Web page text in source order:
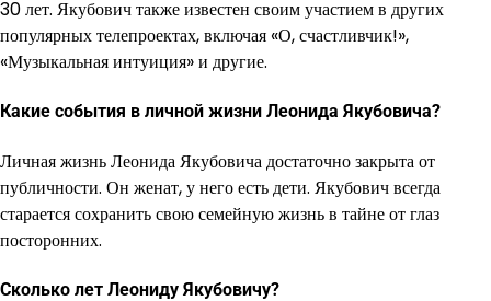
30 лет. Якубович также известен своим участием в других
популярных телепроектах, включая «О, счастливчик!»,
«Музыкальная интуиция» и другие.
Какие события в личной жизни Леонида Якубовича?
Личная жизнь Леонида Якубовича достаточно закрыта от
публичности. Он женат, у него есть дети. Якубович всегда
старается сохранить свою семейную жизнь в тайне от глаз
посторонних.
Сколько лет Леониду Якубовичу?